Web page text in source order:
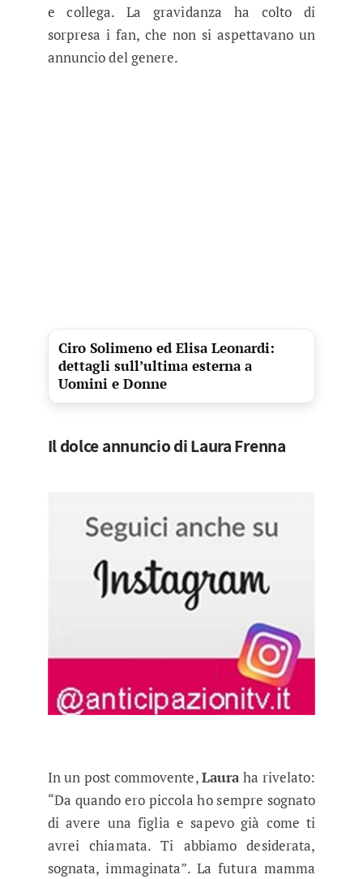
e collega. La gravidanza ha colto di
sorpresa i fan, che non si aspettavano un
annuncio del genere.
Ciro Solimeno ed Elisa Leonardi:
dettagli sull’ultima esterna a
Uomini e Donne
Il dolce annuncio di Laura Frenna
In un post commovente,Lauraha rivelato:
“Da quando ero piccola ho sempre sognato
di avere una figlia e sapevo già come ti
avrei chiamata. Ti abbiamo desiderata,
sognata, immaginata”. La futura mamma